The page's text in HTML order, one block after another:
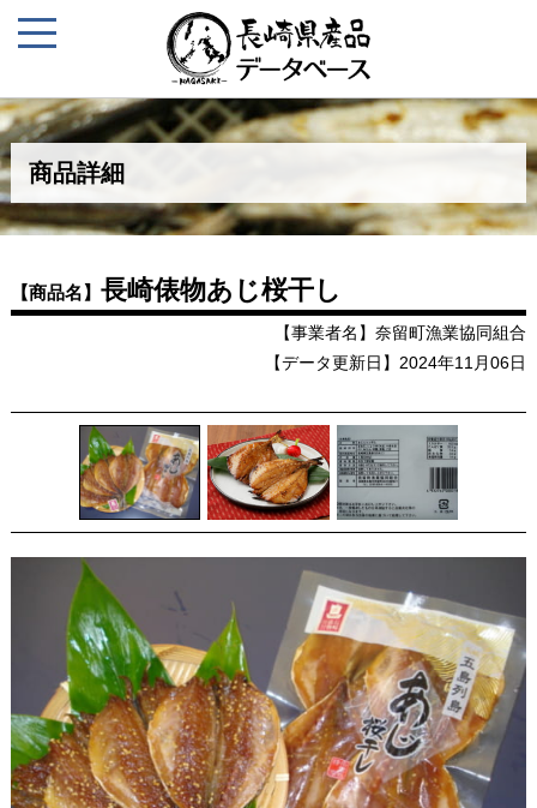
商品詳細
【商品名】 長崎俵物あじ桜干し
【事業者名】奈留町漁業協同組合
【データ更新日】2024年11月06日